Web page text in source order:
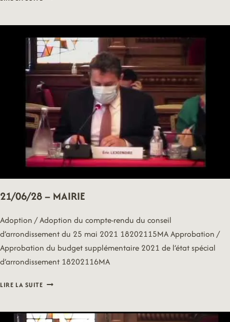
PARTICIPATIF
21/06/28 – MAIRIE
Adoption / Adoption du compte-rendu du conseil
d’arrondissement du 25 mai 2021 18202115MA Approbation /
Approbation du budget supplémentaire 2021 de l’état spécial
d’arrondissement 18202116MA
LIRE LA SUITE21/06/28